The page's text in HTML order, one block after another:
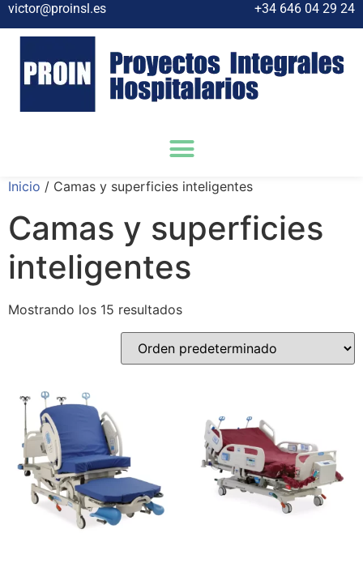
victor@proinsl.es +34 646 04 29 24
Inicio / Camas y superficies inteligentes
Camas y superficies
inteligentes
Mostrando los 15 resultados